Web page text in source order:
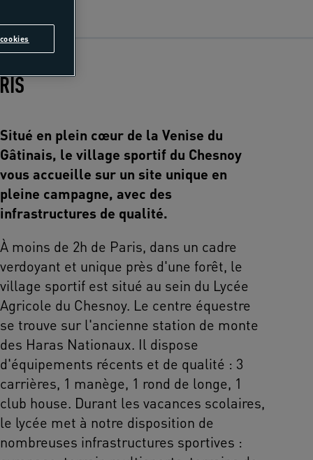
Situé en plein cœur de la Venise du
Gâtinais, le village sportif du Chesnoy
vous accueille sur un site unique en
pleine campagne, avec des
infrastructures de qualité.
À moins de 2h de Paris, dans un cadre
verdoyant et unique près d'une forêt, le
village sportif est situé au sein du Lycée
Agricole du Chesnoy. Le centre équestre
se trouve sur l'ancienne station de monte
des Haras Nationaux. Il dispose
d'équipements récents et de qualité : 3
carrières, 1 manège, 1 rond de longe, 1
club house. Durant les vacances scolaires,
le lycée met à notre disposition de
nombreuses infrastructures sportives :